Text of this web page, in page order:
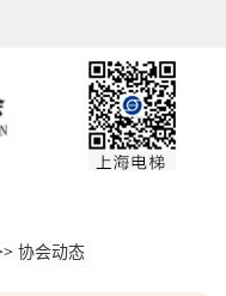
协会动态